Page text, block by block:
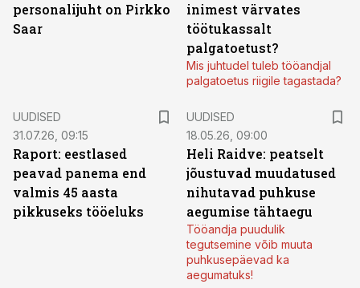
personalijuht on Pirkko
Saar
inimest värvates
töötukassalt
palgatoetust?
Mis juhtudel tuleb tööandjal
palgatoetus riigile tagastada?
UUDISED
31.07.26, 09:15
Raport: eestlased
peavad panema end
valmis 45 aasta
pikkuseks tööeluks
UUDISED
18.05.26, 09:00
Heli Raidve: peatselt
jõustuvad muudatused
nihutavad puhkuse
aegumise tähtaegu
Tööandja puudulik
tegutsemine võib muuta
puhkusepäevad ka
aegumatuks!